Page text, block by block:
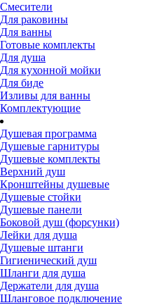
Смесители
Для раковины
Для ванны
Готовые комплекты
Для душа
Для кухонной мойки
Для биде
Изливы для ванны
Комплектующие
Душевая программа
Душевые гарнитуры
Душевые комплекты
Верхний душ
Кронштейны душевые
Душевые стойки
Душевые панели
Боковой душ (форсунки)
Лейки для душа
Душевые штанги
Гигиенический душ
Шланги для душа
Держатели для душа
Шланговое подключение